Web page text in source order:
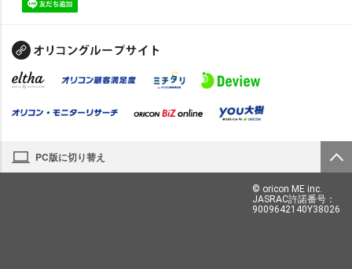
PC版に切り替え
© oricon ME inc.
JASRAC許諾番号：
9009642140Y38026